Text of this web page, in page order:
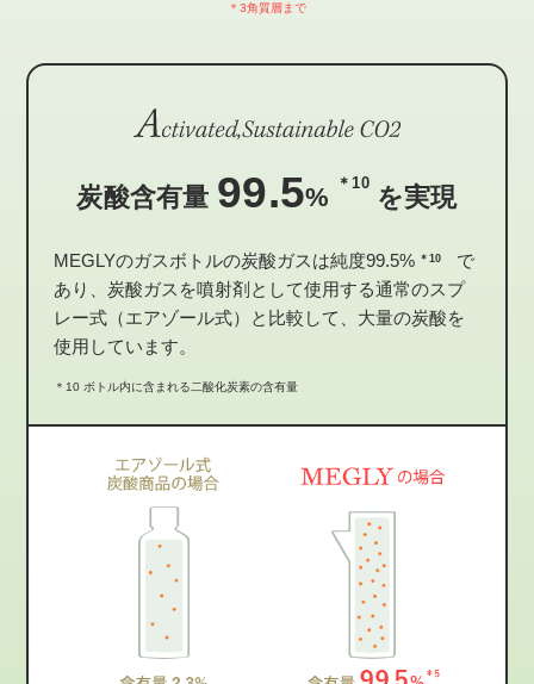
＊3角質層まで
炭酸含有量 99.5% ＊10 を実現
MEGLYのガスボトルの炭酸ガスは純度99.5% ＊10
で
あり、炭酸ガスを噴射剤として使用する通常のスプ
レー式（エアゾール式）と比較して、大量の炭酸を
使用しています。
＊10 ボトル内に含まれる二酸化炭素の含有量